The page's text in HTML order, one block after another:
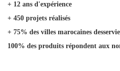
+ 12 ans d'expérience
+ 450 projets réalisés
+ 75% des villes marocaines
100% des produits répondent aux